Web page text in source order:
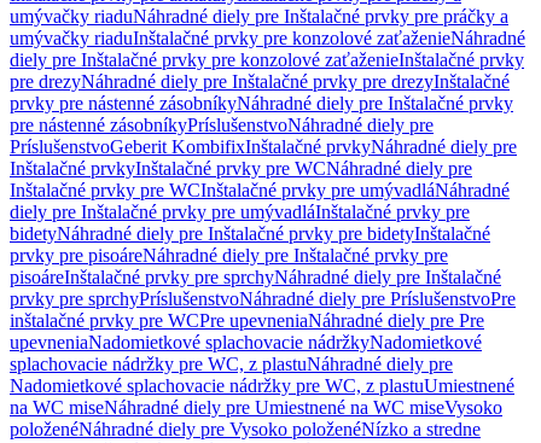
umývačky riaduNáhradné diely pre Inštalačné prvky pre práčky a
umývačky riaduInštalačné prvky pre konzolové zaťaženieNáhradné
diely pre Inštalačné prvky pre konzolové zaťaženieInštalačné prvky
pre drezyNáhradné diely pre Inštalačné prvky pre drezyInštalačné
prvky pre nástenné zásobníkyNáhradné diely pre Inštalačné prvky
pre nástenné zásobníkyPríslušenstvoNáhradné diely pre
PríslušenstvoGeberit KombifixInštalačné prvkyNáhradné diely pre
Inštalačné prvkyInštalačné prvky pre WCNáhradné diely pre
Inštalačné prvky pre WCInštalačné prvky pre umývadláNáhradné
diely pre Inštalačné prvky pre umývadláInštalačné prvky pre
bidetyNáhradné diely pre Inštalačné prvky pre bidetyInštalačné
prvky pre pisoáreNáhradné diely pre Inštalačné prvky pre
pisoáreInštalačné prvky pre sprchyNáhradné diely pre Inštalačné
prvky pre sprchyPríslušenstvoNáhradné diely pre PríslušenstvoPre
inštalačné prvky pre WCPre upevneniaNáhradné diely pre Pre
upevneniaNadomietkové splachovacie nádržkyNadomietkové
splachovacie nádržky pre WC, z plastuNáhradné diely pre
Nadomietkové splachovacie nádržky pre WC, z plastuUmiestnené
na WC miseNáhradné diely pre Umiestnené na WC miseVysoko
položenéNáhradné diely pre Vysoko položenéNízko a stredne